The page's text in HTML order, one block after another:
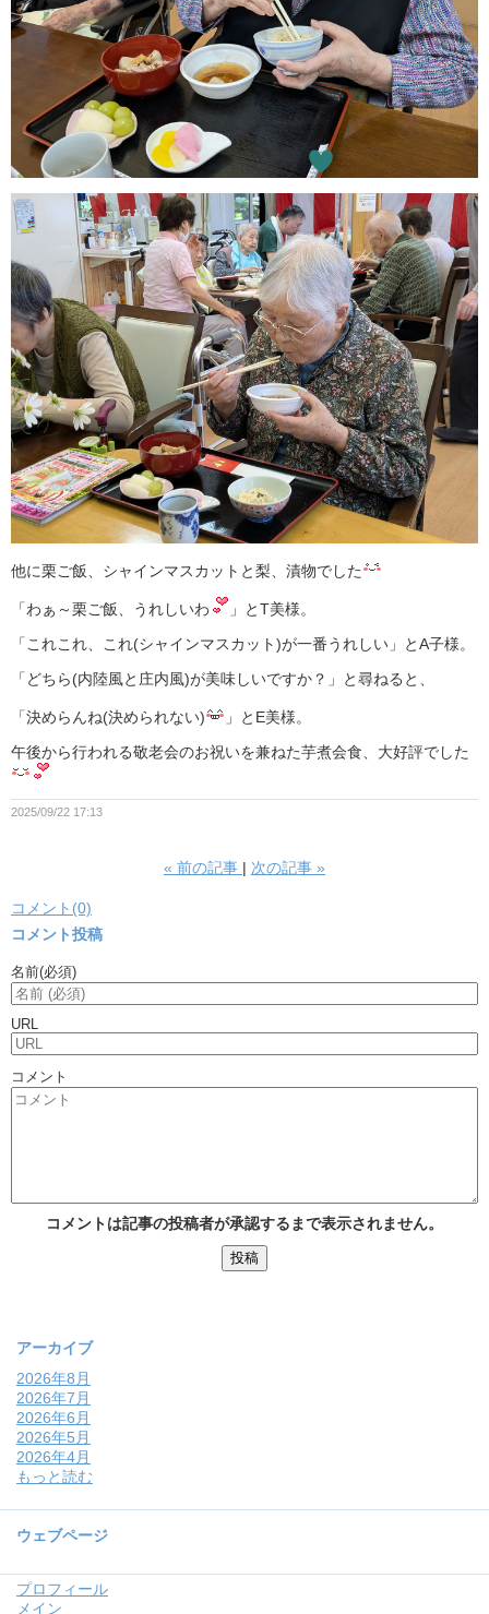
他に栗ご飯、シャインマスカットと梨、漬物でした
「わぁ～栗ご飯、うれしいわ
」とT美様。
「これこれ、これ(シャインマスカット)が一番うれしい」とA子様。
「どちら(内陸風と庄内風)が美味しいですか？」と尋ねると、
「決めらんね(決められない)
」とE美様。
午後から行われる敬老会のお祝いを兼ねた芋煮会食、大好評でした
2025/09/22 17:13
« 前の記事 次の記事 »
コメント(0)
コメント投稿
名前(必須)
URL
コメント
コメントは記事の投稿者が承認するまで表示されません。
アーカイブ
2026年8月
2026年7月
2026年6月
2026年5月
2026年4月
もっと読む
ウェブページ
プロフィール
メイン